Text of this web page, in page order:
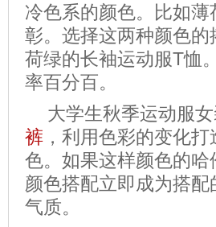
冷色系的颜色。比如
彰。选择这两种颜色
荷绿的长袖运动服T恤
率百分百。
大学生秋季运动服
裤 ，利用色彩的变化
色。如果这样颜色的
颜色搭配立即成为搭
气质。